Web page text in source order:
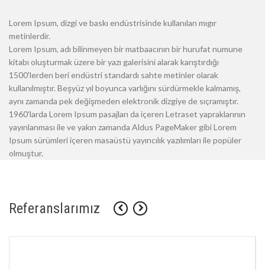
Lorem Ipsum, dizgi ve baskı endüstrisinde kullanılan mıgır
metinlerdir.
Lorem Ipsum, adı bilinmeyen bir matbaacının bir hurufat numune
kitabı oluşturmak üzere bir yazı galerisini alarak karıştırdığı
1500'lerden beri endüstri standardı sahte metinler olarak
kullanılmıştır. Beşyüz yıl boyunca varlığını sürdürmekle kalmamış,
aynı zamanda pek değişmeden elektronik dizgiye de sıçramıştır.
1960'larda Lorem Ipsum pasajları da içeren Letraset yapraklarının
yayınlanması ile ve yakın zamanda Aldus PageMaker gibi Lorem
Ipsum sürümleri içeren masaüstü yayıncılık yazılımları ile popüler
olmuştur.
Referanslarımız